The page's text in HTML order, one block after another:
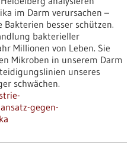
im Darm verursachen –
besser schützen.
bakterieller
Millionen von Leben. Sie
Mikroben in unserem Darm
unseres
schwächen.
gegen-